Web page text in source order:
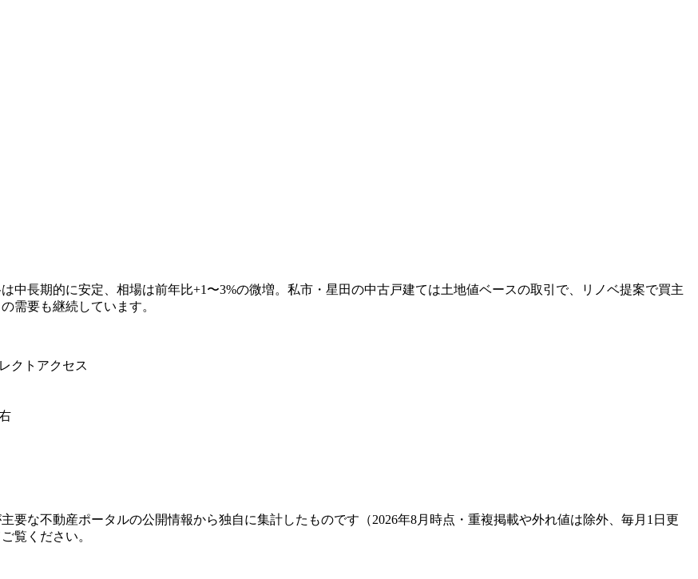
中長期的に安定、相場は前年比+1〜3%の微増。私市・星田の中古戸建ては土地値ベースの取引で、リノベ提案で買主
需要も継続しています。
クトアクセス
要な不動産ポータルの公開情報から独自に集計したものです（2026年8月 時点・重複掲載や外れ値は除外、毎月1日更
覧ください。